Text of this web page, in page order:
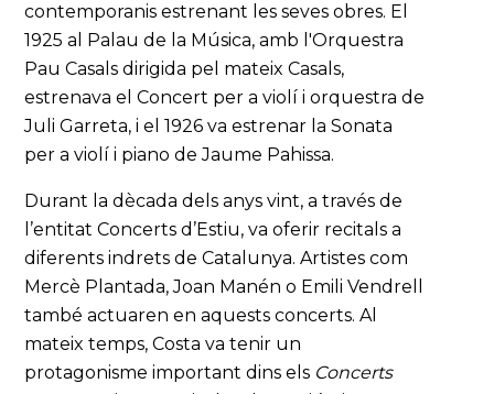
contemporanis estrenant les seves obres. El
1925 al Palau de la Música, amb l'Orquestra
Pau Casals dirigida pel mateix Casals,
estrenava el Concert per a violí i orquestra de
Juli Garreta, i el 1926 va estrenar la Sonata
per a violí i piano de Jaume Pahissa.
Durant la dècada dels anys vint, a través de
l’entitat Concerts d’Estiu, va oferir recitals a
diferents indrets de Catalunya. Artistes com
Mercè Plantada, Joan Manén o Emili Vendrell
també actuaren en aquests concerts. Al
mateix temps, Costa va tenir un
protagonisme important dins els Concerts